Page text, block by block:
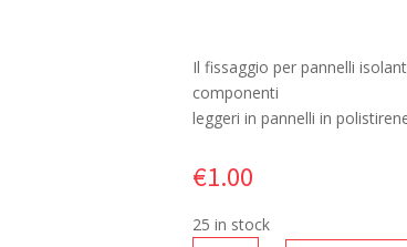
Il fissaggio per pannelli
componenti
leggeri in pannelli in
€1.00
25 in stock